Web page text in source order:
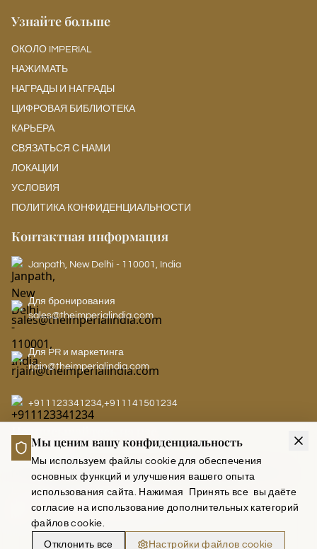
Узнайте больше
ОКОЛО IMPERIAL
НАЖИМАТЬ
НАГРАДЫ И НАГРАДЫ
ЦИФРОВАЯ БИБЛИОТЕКА
КАРЬЕРА
СВЯЗАТЬСЯ С НАМИ
ЛОКАЦИИ
УСЛОВИЯ
ПОЛИТИКА КОНФИДЕНЦИАЛЬНОСТИ
Контактная информация
Janpath, New Delhi - 110001, India
Для бронирования
sales@theimperialindia.com
Для PR и маркетинга
rjain@theimperialindia.com
+911123341234,+911141501234
Подписывайтесь на нас
LEADERS CLUB - THE IMPERIAL
Мы ценим вашу конфиденциальность
Мы используем файлы cookie для обеспечения
основных функций и улучшения вашего опыта
использования сайта. Нажимая
Принять все вы даёте
согласие на использование дополнительных категорий
файлов cookie.
Отклонить все Настройки файлов cookie